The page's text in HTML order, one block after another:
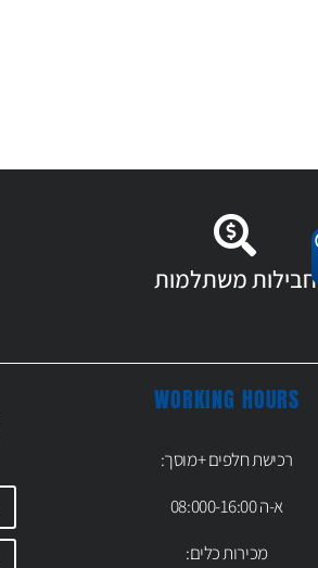
חבילות משתלמות
WORKING HOURS
רכישת חלפים +מוסך:
א-ה 08:000-16:00
מכירות כלים: